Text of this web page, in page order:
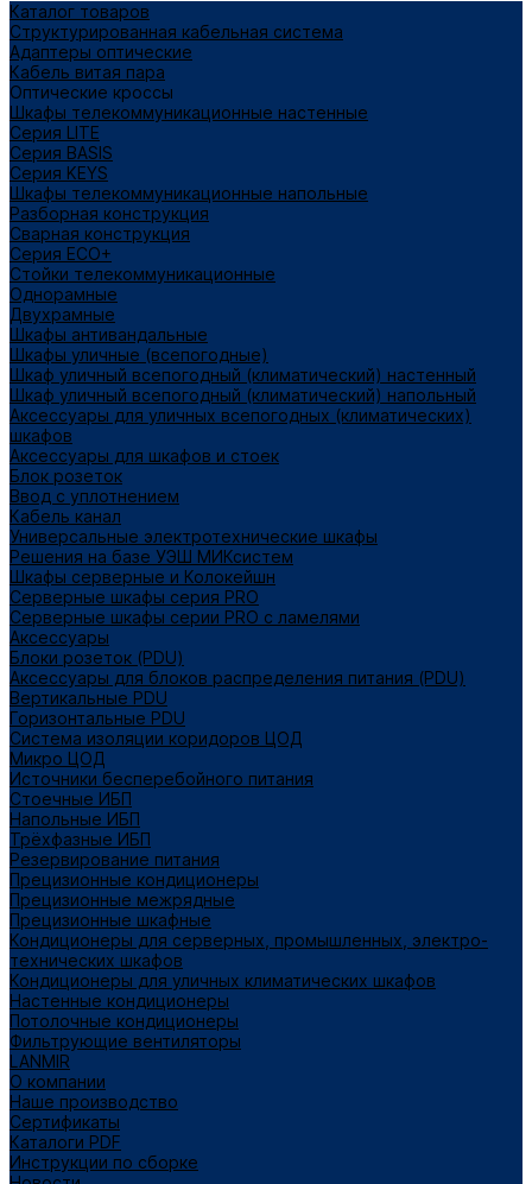
Каталог товаров
Структурированная кабельная система
Адаптеры оптические
Кабель витая пара
Оптические кроссы
Шкафы телекоммуникационные настенные
Cерия LITE
Cерия BASIS
Cерия KEYS
Шкафы телекоммуникационные напольные
Разборная конструкция
Сварная конструкция
Серия ECO+
Стойки телекоммуникационные
Однорамные
Двухрамные
Шкафы антивандальные
Шкафы уличные (всепогодные)
Шкаф уличный всепогодный (климатический) настенный
Шкаф уличный всепогодный (климатический) напольный
Аксессуары для уличных всепогодных (климатических)
шкафов
Аксессуары для шкафов и стоек
Блок розеток
Ввод с уплотнением
Кабель канал
Универсальные электротехнические шкафы
Решения на базе УЭШ МИКсистем
Шкафы серверные и Колокейшн
Серверные шкафы серия PRO
Серверные шкафы серии PRO с ламелями
Аксессуары
Блоки розеток (PDU)
Аксессуары для блоков распределения питания (PDU)
Вертикальные PDU
Горизонтальные PDU
Система изоляции коридоров ЦОД
Микро ЦОД
Источники бесперебойного питания
Стоечные ИБП
Напольные ИБП
Трёхфазные ИБП
Резервирование питания
Прецизионные кондиционеры
Прецизионные межрядные
Прецизионные шкафные
Кондиционеры для серверных, промышленных, электро-
технических шкафов
Кондиционеры для уличных климатических шкафов
Настенные кондиционеры
Потолочные кондиционеры
Фильтрующие вентиляторы
LANMIR
О компании
Наше производство
Сертификаты
Каталоги PDF
Инструкции по сборке